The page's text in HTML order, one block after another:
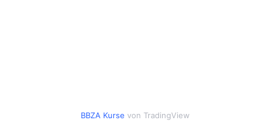
BBZA Kurse von TradingView